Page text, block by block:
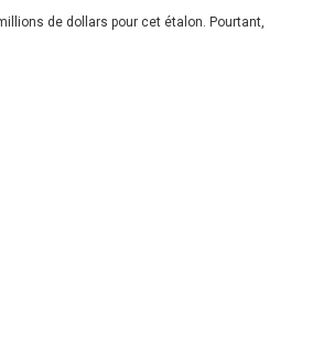
de dollars pour cet étalon. Pourtant,